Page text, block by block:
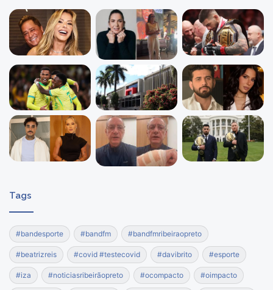
Tags
#bandesporte #bandfm #bandfmribeiraopreto
#beatrizreis #covid #testecovid #davibrito #esporte
#iza #noticiasribeirãopreto #ocompacto #oimpacto